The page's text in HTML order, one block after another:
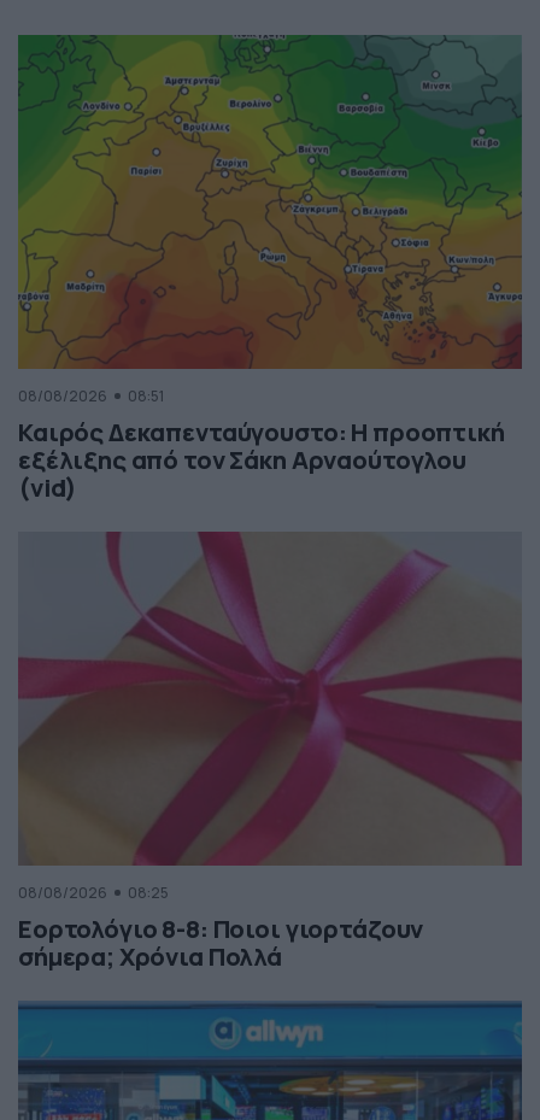
08/08/2026 08:51
Καιρός Δεκαπενταύγουστο: Η προοπτική
εξέλιξης από τον Σάκη Αρναούτογλου
(vid)
08/08/2026 08:25
Εορτολόγιο 8-8: Ποιοι γιορτάζουν
σήμερα; Χρόνια Πολλά